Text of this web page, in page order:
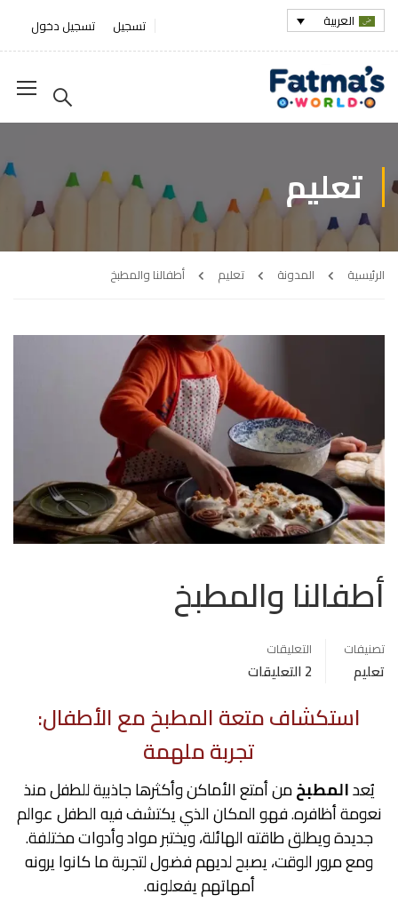
العربية تسجيل تسجيل دخول
تعليم
الرئيسية المدونة تعليم أطفالنا والمطبخ
أطفالنا والمطبخ
تصنيفات
تعليم
التعليقات
2 التعليقات
استكشاف متعة المطبخ مع الأطفال:
تجربة ملهمة
يُعدالمطبخمن أمتع الأماكن وأكثرها جاذبية للطفل منذ
نعومة أظافره. فهو المكان الذي يكتشف فيه الطفل عوالم
جديدة ويطلق طاقته الهائلة، ويختبر مواد وأدوات مختلفة.
ومع مرور الوقت، يصبح لديهم فضول لتجربة ما كانوا يرونه
أمهاتهم يفعلونه.